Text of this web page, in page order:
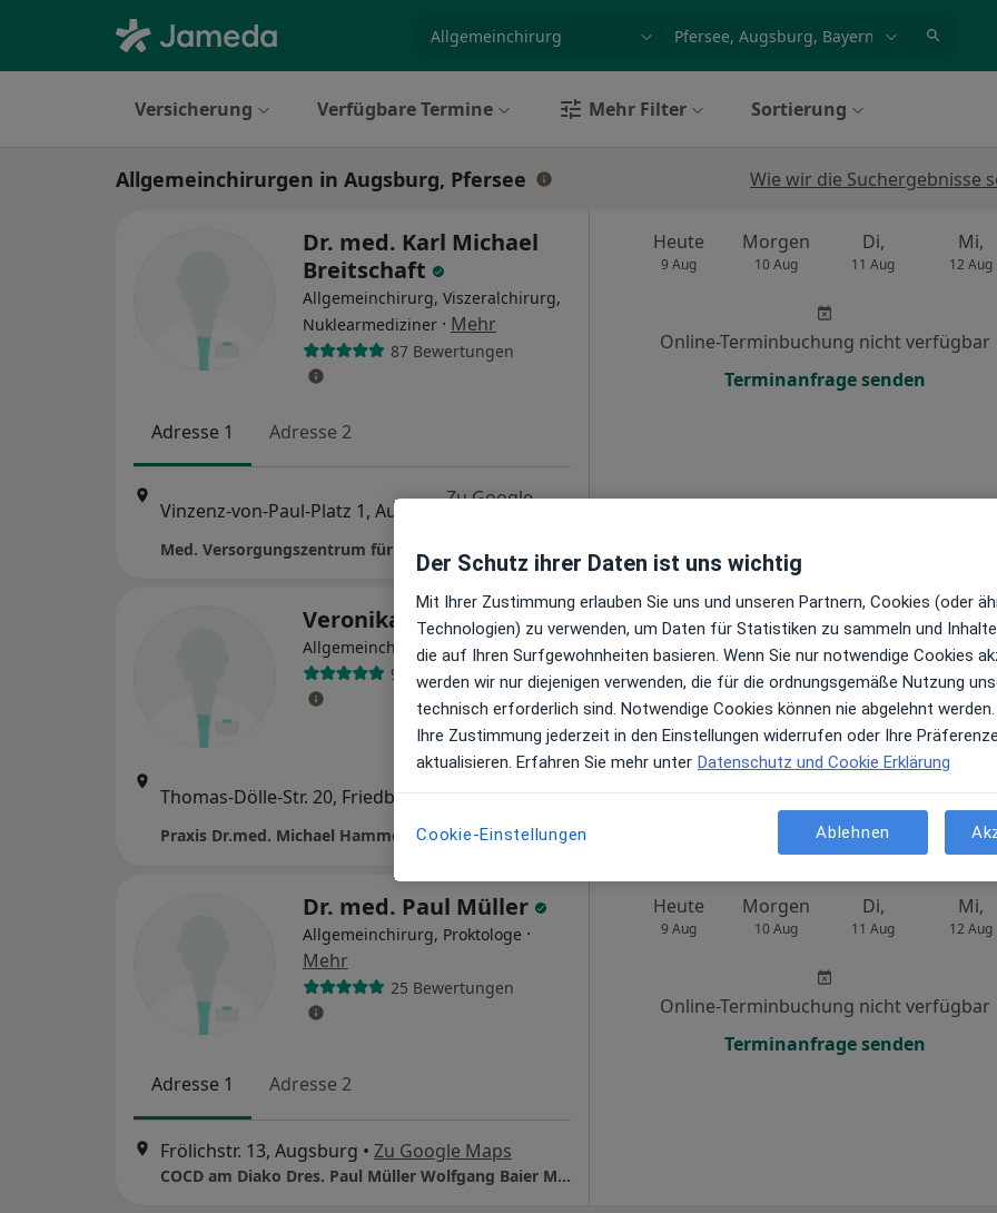
Versicherung Verfügbare Termine Mehr Filter Sortierung
Allgemeinchirurgen in Augsburg, Pfersee Wie wir die Suchergebnisse
Dr. med. Karl Michael
Breitschaft
Allgemeinchirurg, Viszeralchirurg,
Nuklearmediziner · Mehr
87 Bewertungen
Adresse 1 Adresse 2
Zu Google
Heute
9 Aug
Morgen
10 Aug
Di,
11 Aug
Mi,
12 Aug
Online-Terminbuchung nicht verfügbar
Terminanfrage senden
Veronika Dieminger
Allgemeinchirurgin
9 Bewertungen
Praxis Dr.med. Michael Hammerl Facharzt für Innere Medizin und Kardiologie
Heute Morgen Mi,
Online-Terminbuchung nicht verfügbar
Terminanfrage senden
Dr. med. Paul Müller
Allgemeinchirurg, Proktologe ·
Mehr
25 Bewertungen
Adresse 1 Adresse 2
Frölichstr. 13, Augsburg • Zu Google Maps
COCD am Diako Dres. Paul Müller Wolfgang Baier Martin Hillmers u.w.
Heute
9 Aug
Morgen
10 Aug
Di,
11 Aug
Mi,
12 Aug
Online-Terminbuchung nicht verfügbar
Terminanfrage senden
Der Schutz ihrer Daten ist uns wichtig
Mit Ihrer Zustimmung erlauben Sie uns und unseren Partnern, Cookies (oder
Technologien) zu verwenden, um Daten für Statistiken zu sammeln und
die auf Ihren Surfgewohnheiten basieren. Wenn Sie nur notwendige Cookies
werden wir nur diejenigen verwenden, die für die ordnungsgemäße Nutzung
technisch erforderlich sind. Notwendige Cookies können nie abgelehnt werden.
Ihre Zustimmung jederzeit in den Einstellungen widerrufen oder Ihre
aktualisieren. Erfahren Sie mehr unter Datenschutz und Cookie Erklärung
Cookie-Einstellungen Ablehnen